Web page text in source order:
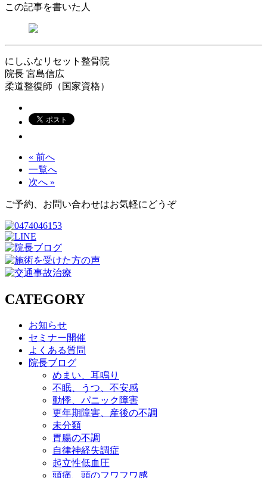
この記事を書いた人
にしふなリセット整骨院
院長 宮島信広
柔道整復師（国家資格）
« 前へ
一覧へ
次へ »
ご予約、お問い合わせはお気軽にどうぞ
CATEGORY
お知らせ
セミナー開催
よくある質問
院長ブログ
めまい、耳鳴り
不眠、うつ、不安感
動悸、パニック障害
更年期障害、産後の不調
未分類
胃腸の不調
自律神経失調症
起立性低血圧
頭痛、頭のフワフワ感